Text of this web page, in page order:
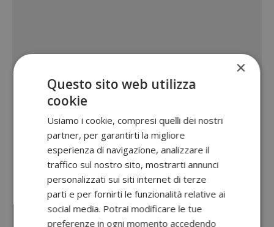
×
Questo sito web utilizza
cookie
Usiamo i cookie, compresi quelli dei nostri
partner, per garantirti la migliore
esperienza di navigazione, analizzare il
traffico sul nostro sito, mostrarti annunci
personalizzati sui siti internet di terze
parti e per fornirti le funzionalità relative ai
social media. Potrai modificare le tue
preferenze in ogni momento accedendo